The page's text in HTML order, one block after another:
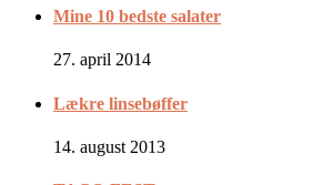
Mine 10 bedste salater
27. april 2014
Lækre linsebøffer
14. august 2013